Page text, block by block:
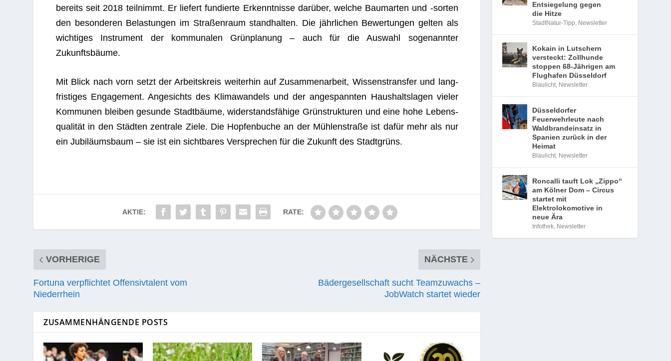
bereits seit 2018 teil­nimmt. Er lie­fert fun­dierte Erkennt­nisse dar­über, wel­che Baum­ar­ten und ‑sor­ten
den beson­de­ren Belas­tun­gen im Stra­ßen­raum stand­hal­ten. Die jähr­li­chen Bewer­tun­gen gel­ten als
wich­ti­ges Instru­ment der kom­mu­na­len Grün­pla­nung – auch für die Aus­wahl soge­nann­ter
Zukunftsbäume.
Mit Blick nach vorn setzt der Arbeits­kreis wei­ter­hin auf Zusam­men­ar­beit, Wis­sens­trans­fer und lang­
fris­ti­ges Enga­ge­ment. Ange­sichts des Kli­ma­wan­dels und der ange­spann­ten Haus­halts­la­gen vie­ler
Kom­mu­nen blei­ben gesunde Stadt­bäume, wider­stands­fä­hige Grün­struk­tu­ren und eine hohe Lebens­
qua­li­tät in den Städ­ten zen­trale Ziele. Die Hop­fen­bu­che an der Müh­len­straße ist dafür mehr als nur
ein Jubi­lä­ums­baum – sie ist ein sicht­ba­res Ver­spre­chen für die Zukunft des Stadtgrüns.
AKTIE: RATE:
VORHERIGE
Fortuna verpflichtet Offensivtalent vom
Niederrhein
NÄCHSTE
Bädergesellschaft sucht Teamzuwachs –
JobWatch startet wieder
ZUSAMMENHÄNGENDE POSTS
Entsiegelung gegen
die Hitze
StadtNatur-Tipp, Newsletter
Kokain in Lutschern
versteckt: Zollhunde
stoppen 68-Jährigen am
Flughafen Düsseldorf
Blaulicht, Newsletter
Düsseldorfer
Feuerwehrleute nach
Waldbrandeinsatz in
Spanien zurück in der
Heimat
Blaulicht, Newsletter
Roncalli tauft Lok „Zippo“
am Kölner Dom – Circus
startet mit
Elektrolokomotive in
neue Ära
Infothek, Newsletter